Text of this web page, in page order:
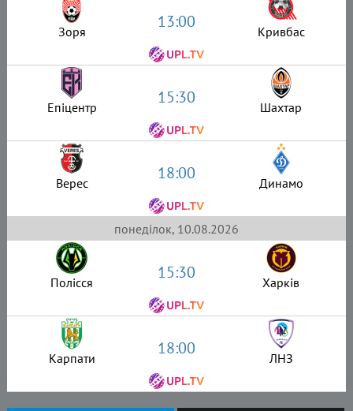
Зоря 13:00 Кривбас
Епіцентр 15:30 Шахтар
Верес 18:00 Динамо
понеділок, 10.08.2026
Полісся 15:30 Харків
Карпати 18:00 ЛНЗ